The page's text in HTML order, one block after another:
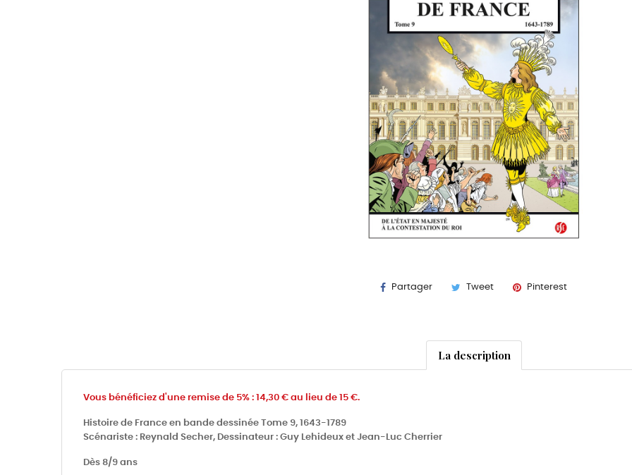
Partager Tweet Pinterest
La description
Vous bénéficiez d'une remise de 5% : 14,30 € au lieu de 15 €.
Histoire de France en bande dessinée Tome 9, 1643-1789
Scénariste : Reynald Secher, Dessinateur : Guy Lehideux et Jean-Luc Cherrier
Dès 8/9 ans